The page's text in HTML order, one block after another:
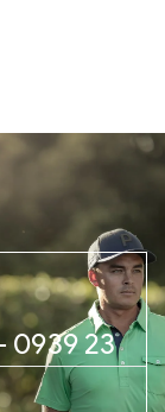
0939 23